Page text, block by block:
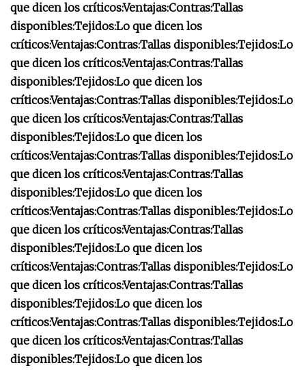
que dicen los críticos:Ventajas:Contras:Tallas
disponibles:Tejidos:Lo que dicen los
críticos:Ventajas:Contras:Tallas disponibles:Tejidos:Lo
que dicen los críticos:Ventajas:Contras:Tallas
disponibles:Tejidos:Lo que dicen los
críticos:Ventajas:Contras:Tallas disponibles:Tejidos:Lo
que dicen los críticos:Ventajas:Contras:Tallas
disponibles:Tejidos:Lo que dicen los
críticos:Ventajas:Contras:Tallas disponibles:Tejidos:Lo
que dicen los críticos:Ventajas:Contras:Tallas
disponibles:Tejidos:Lo que dicen los
críticos:Ventajas:Contras:Tallas disponibles:Tejidos:Lo
que dicen los críticos:Ventajas:Contras:Tallas
disponibles:Tejidos:Lo que dicen los
críticos:Ventajas:Contras:Tallas disponibles:Tejidos:Lo
que dicen los críticos:Ventajas:Contras:Tallas
disponibles:Tejidos:Lo que dicen los
críticos:Ventajas:Contras:Tallas disponibles:Tejidos:Lo
que dicen los críticos:Ventajas:Contras:Tallas
disponibles:Tejidos:Lo que dicen los